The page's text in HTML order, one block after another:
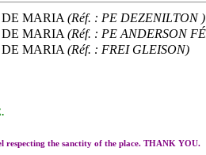
MARIA (Réf. : PE DEZENILTON )
MARIA (Réf. : PE ANDERSON
MARIA (Réf. : FREI GLEISON)
respecting the sanctity of the place. THANK YOU.